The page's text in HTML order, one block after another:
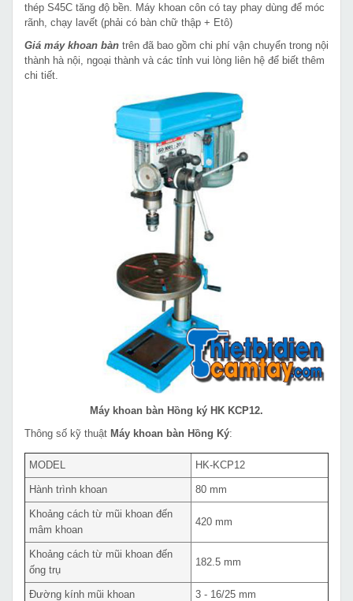
thép S45C tăng độ bền. Máy khoan côn có tay phay dùng để móc
rãnh, chạy lavết (phải có bàn chữ thập + Etô)
Giá máy khoan bàn trên đã bao gồm chi phí vận chuyển trong nội
thành hà nội, ngoại thành và các tỉnh vui lòng liên hệ để biết thêm
chi tiết.
Máy khoan bàn Hồng ký HK KCP12.
Thông số kỹ thuật Máy khoan bàn Hồng Ký:
MODEL HK-KCP12
Hành trình khoan 80 mm
Khoảng cách từ mũi khoan đến
mâm khoan
420 mm
Khoảng cách từ mũi khoan đến
ống trụ
182.5 mm
Đường kính mũi khoan 3 - 16/25 mm